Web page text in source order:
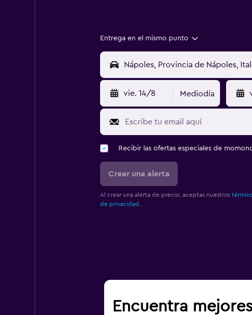
Entrega en el mismo punto
vie. 14/8 Mediodía
Recibir las ofertas especiales de
Crear una alerta
Al crear una alerta de precio, aceptas nuestros
de privacidad.
Encuentra